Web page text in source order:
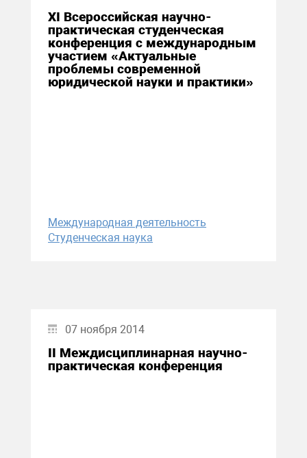
XI Всероссийская научно-
практическая студенческая
конференция с международным
участием «Актуальные
проблемы современной
юридической науки и практики»
Международная деятельность
Студенческая наука
07 ноября 2014
II Междисциплинарная научно-
практическая конференция